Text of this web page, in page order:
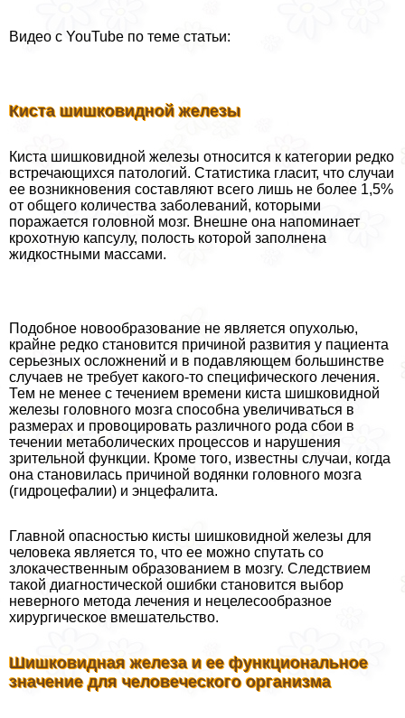
Видео с YouTube по теме статьи:
Киста шишковидной железы
Киста шишковидной железы относится к категории редко
встречающихся патологий. Статистика гласит, что случаи
ее возникновения составляют всего лишь не более 1,5%
от общего количества заболеваний, которыми
поражается головной мозг. Внешне она напоминает
крохотную капсулу, полость которой заполнена
жидкостными массами.
Подобное новообразование не является опухолью,
крайне редко становится причиной развития у пациента
серьезных осложнений и в подавляющем большинстве
случаев не требует какого-то специфического лечения.
Тем не менее с течением времени киста шишковидной
железы головного мозга способна увеличиваться в
размерах и провоцировать различного рода сбои в
течении метаболических процессов и нарушения
зрительной функции. Кроме того, известны случаи, когда
она становилась причиной водянки головного мозга
(гидроцефалии) и энцефалита.
Главной опасностью кисты шишковидной железы для
человека является то, что ее можно спутать со
злокачественным образованием в мозгу. Следствием
такой диагностической ошибки становится выбор
неверного метода лечения и нецелесообразное
хирургическое вмешательство.
Шишковидная железа и ее функциональное
значение для человеческого организма